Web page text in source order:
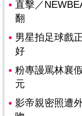
直擊／
翻
男星拍足球戲
好
粉專謾罵林襄
元
影帝親密照遭